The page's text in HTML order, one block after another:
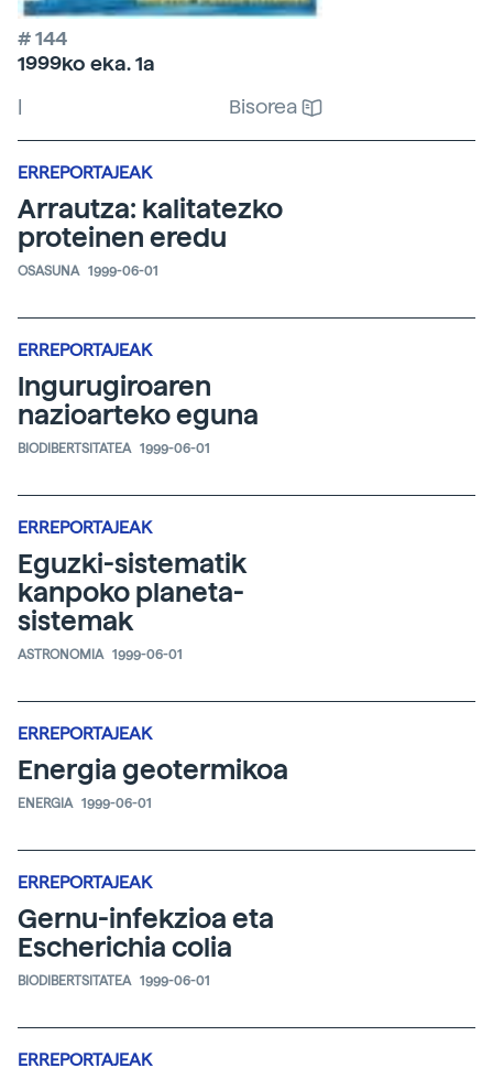
# 144
1999ko eka. 1a
|
Bisorea
ERREPORTAJEAK
Arrautza: kalitatezko
proteinen eredu
OSASUNA 1999-06-01
ERREPORTAJEAK
Ingurugiroaren
nazioarteko eguna
BIODIBERTSITATEA 1999-06-01
ERREPORTAJEAK
Eguzki-sistematik
kanpoko planeta-
sistemak
ASTRONOMIA 1999-06-01
ERREPORTAJEAK
Energia geotermikoa
ENERGIA 1999-06-01
ERREPORTAJEAK
Gernu-infekzioa eta
Escherichia colia
BIODIBERTSITATEA 1999-06-01
ERREPORTAJEAK